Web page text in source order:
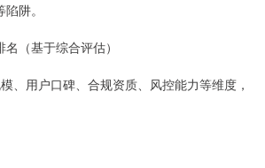
阱。
（基于综合评估）
、用户口碑、合规资质、风控能力等维度，